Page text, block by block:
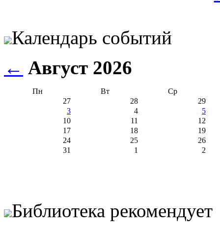
Календарь событий
← Август 2026
Пн Вт
Ср
27
28
29
3
4
5
10
11
12
17
18
19
24
25
26
31
1 2
Библиотека рекомендует